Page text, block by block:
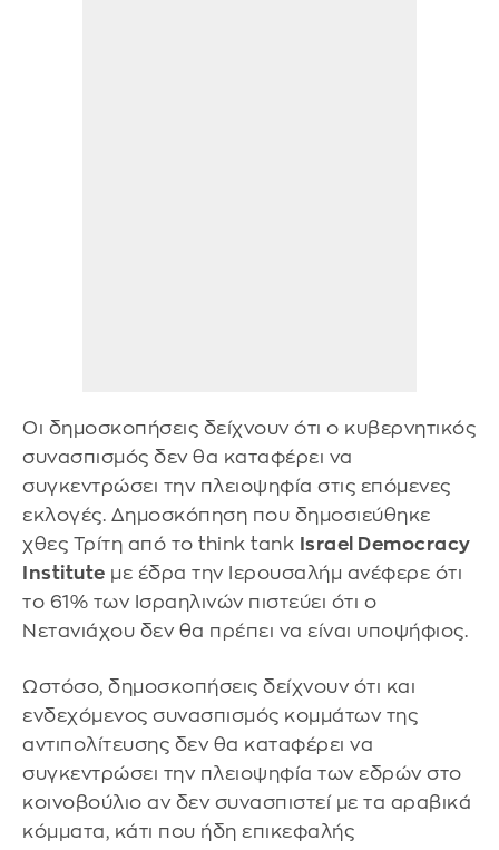
Οι δημοσκοπήσεις δείχνουν ότι ο κυβερνητικός
συνασπισμός δεν θα καταφέρει να
συγκεντρώσει την πλειοψηφία στις επόμενες
εκλογές. Δημοσκόπηση που δημοσιεύθηκε
χθες Τρίτη από το think tank Israel Democracy
Institute με έδρα την Ιερουσαλήμ ανέφερε ότι
το 61% των Ισραηλινών πιστεύει ότι ο
Νετανιάχου δεν θα πρέπει να είναι υποψήφιος.
Ωστόσο, δημοσκοπήσεις δείχνουν ότι και
ενδεχόμενος συνασπισμός κομμάτων της
αντιπολίτευσης δεν θα καταφέρει να
συγκεντρώσει την πλειοψηφία των εδρών στο
κοινοβούλιο αν δεν συνασπιστεί με τα αραβικά
κόμματα, κάτι που ήδη επικεφαλής